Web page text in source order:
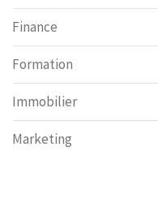
Finance
Formation
Immobilier
Marketing